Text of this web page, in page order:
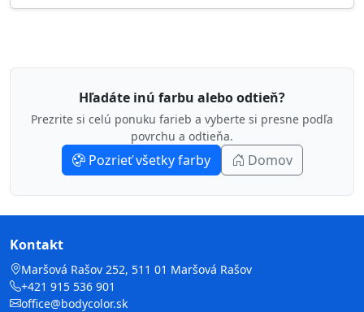
Hľadáte inú farbu alebo odtieň?
Prezrite si celú ponuku farieb a vyberte si presne podľa
povrchu a odtieňa.
Pozrieť všetky farby Domov
Kontakt
Maršová Rašov 252, 511 01 Maršová Rašov
+421 915 536 901
office@bodycolor.sk